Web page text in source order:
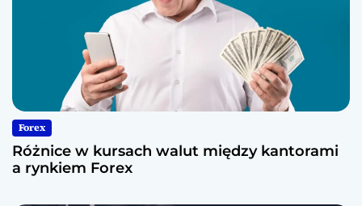
Forex
Różnice w kursach walut między kantorami
a rynkiem Forex